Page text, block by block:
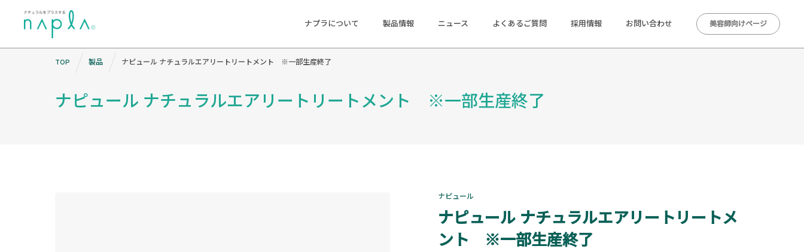
ナプラについて 製品情報 ニュース よくあるご質問 採用情報 お問い合わせ 美容師向けページ
ナピュール ナチュラルエアリートリートメント ※一部生産終了
ナピュール
ナピュール ナチュラルエアリートリートメ
ント ※一部生産終了
TOP 製品 ナピュール ナチュラルエアリートリートメント ※一部生産終了